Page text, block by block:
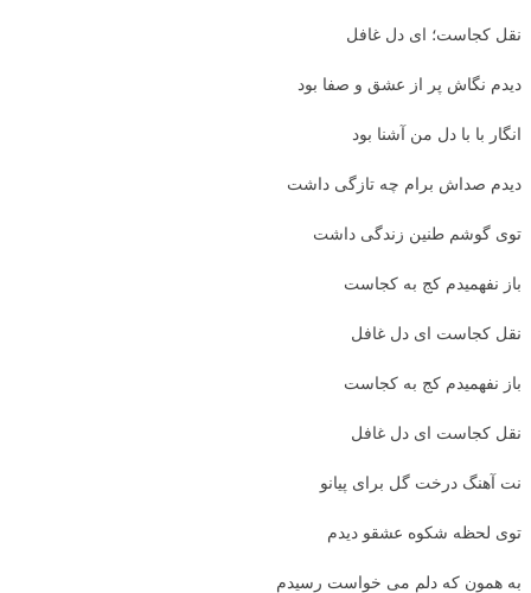
نقل کجاست؛ ای دل غافل
دیدم نگاش پر از عشق و صفا بود
انگار با با دل من آشنا بود
دیدم صداش برام چه تازگی داشت
توی گوشم طنین زندگی داشت
باز نفهمیدم کج به کجاست
نقل کجاست ای دل غافل
باز نفهمیدم کج به کجاست
نقل کجاست ای دل غافل
نت آهنگ درخت گل برای پیانو
توی لحظه شکوه عشقو دیدم
به همون که دلم می خواست رسیدم